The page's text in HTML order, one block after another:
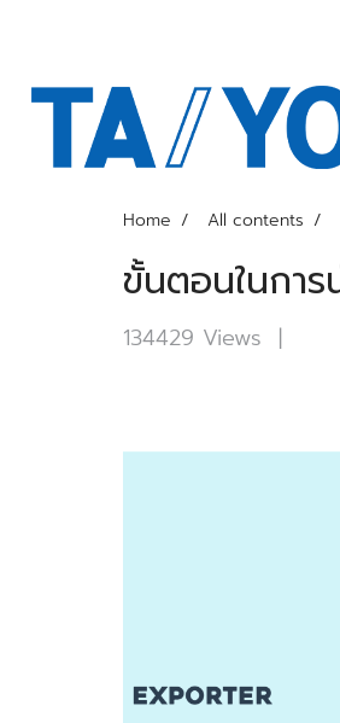
Home All contents
ขั้นตอนในการ
134429 Views |